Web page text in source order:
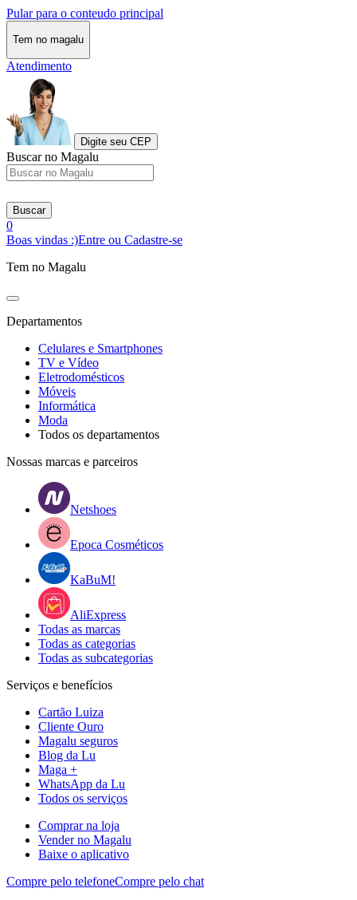
Pular para o conteudo principal
Tem no magalu
Atendimento
Digite seu CEP
Buscar no Magalu
Buscar
0
Boas vindas :)Entre ou Cadastre-se
Tem no Magalu
Departamentos
Celulares e Smartphones
TV e Vídeo
Eletrodomésticos
Móveis
Informática
Moda
Todos os departamentos
Nossas marcas e parceiros
Netshoes
Epoca Cosméticos
KaBuM!
AliExpress
Todas as marcas
Todas as categorias
Todas as subcategorias
Serviços e benefícios
Cartão Luiza
Cliente Ouro
Magalu seguros
Blog da Lu
Maga +
WhatsApp da Lu
Todos os serviços
Comprar na loja
Vender no Magalu
Baixe o aplicativo
Compre pelo telefoneCompre pelo chat